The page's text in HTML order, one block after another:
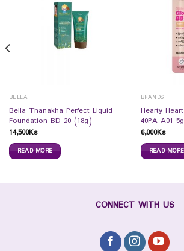
BELLA
Bella Thanakha Perfect Liquid
Foundation BD 20 (18g)
14,500Ks
READ MORE
BRANDS
Hearty
40PA A01 5g
6,000Ks
READ MORE
CONNECT WITH US